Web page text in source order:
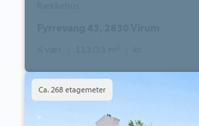
Villa:
Strandagervej
ca. 268 etagemeter